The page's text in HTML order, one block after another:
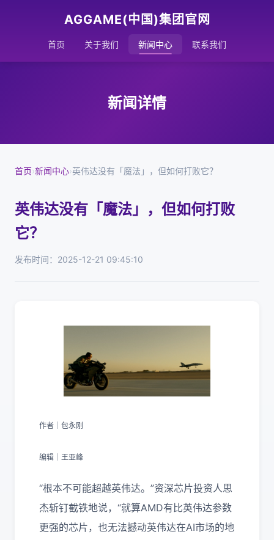
AGGAME(中国)集团官网
首页 关于我们 新闻中心 联系我们
新闻详情
首页›新闻中心›英伟达没有「魔法」，但如何打败它？
英伟达没有「魔法」，但如何打败
它？
发布时间：2025-12-21 09:45:10
作者｜包永刚
编辑｜王亚峰
“根本不可能超越英伟达。”资深芯片投资人思
杰斩钉截铁地说，“就算AMD有比英伟达参数
更强的芯片，也无法撼动英伟达在AI市场的地